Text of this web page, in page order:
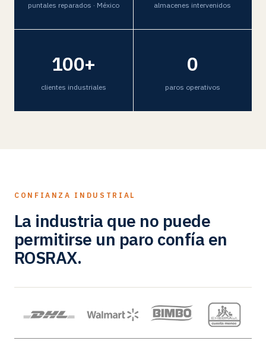
puntales reparados · México almacenes intervenidos
100+
clientes industriales
0
paros operativos
CONFIANZA INDUSTRIAL
La industria que no puede
permitirse un paro confía en
ROSRAX.